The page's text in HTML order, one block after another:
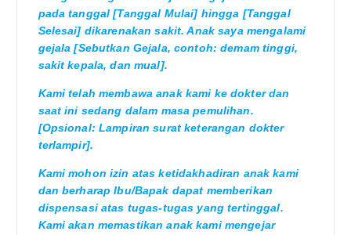
pada tanggal [Tanggal Mulai] hingga [Tanggal
Selesai] dikarenakan sakit. Anak saya mengalami
gejala [Sebutkan Gejala, contoh: demam tinggi,
sakit kepala, dan mual].
Kami telah membawa anak kami ke dokter dan
saat ini sedang dalam masa pemulihan.
[Opsional: Lampiran surat keterangan dokter
terlampir].
Kami mohon izin atas ketidakhadiran anak kami
dan berharap Ibu/Bapak dapat memberikan
dispensasi atas tugas-tugas yang tertinggal.
Kami akan memastikan anak kami mengejar